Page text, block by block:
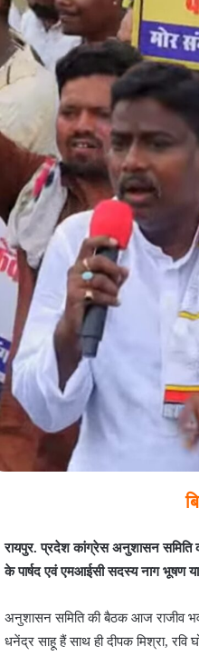
रायपुर. प्रदेश कांग्रेस अनुशासन समिति
के पार्षद एवं एमआईसी सदस्य नाग भूषण
अनुशासन समिति की बैठक आज राजीव
धनेंद्र साहू हैं साथ ही दीपक मिश्रा, रवि